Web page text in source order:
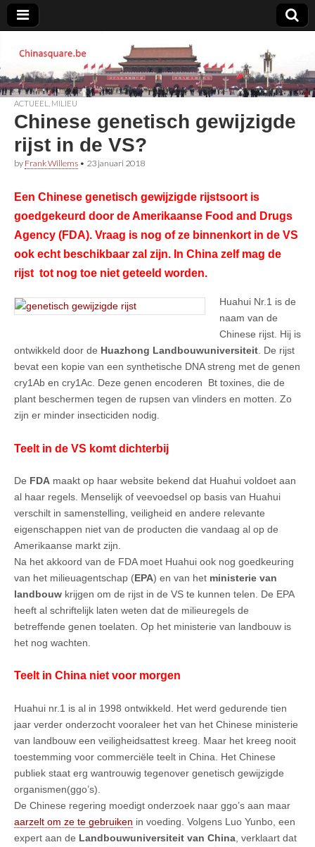
Chinasquare.be
ACTUEEL MILIEU
Chinese genetisch gewijzigde
rijst in de VS?
by Frank Willems • 23 januari 2018
Een Chinese genetisch gewijzigde rijstsoort is
goedgekeurd door de Amerikaanse Food and Drugs
Agency (FDA). Vraag is nog of ze binnenkort in de VS
ook echt beschikbaar zal zijn. In China zelf mag de
rijst tot nog toe niet geteeld worden.
Huahui Nr.1 is de
naam van de
Chinese rijst. Hij is
ontwikkeld door de Huazhong Landbouwuniversiteit. De rijst
bevat een kopie van een synthetische DNA streng met de genen
cry1Ab en cry1Ac. Deze genen encoderen Bt toxines, die de
plant beschermen tegen de rupsen van vlinders en motten. Zo
zijn er minder insecticiden nodig.
Teelt in de VS komt dichterbij
De FDA maakt op haar website bekend dat Huahui voldoet aan
al haar regels. Menselijk of veevoedsel op basis van Huahui
verschilt in samenstelling, veiligheid en andere relevante
eigenschappen niet van de producten die vandaag al op de
Amerikaanse markt zijn.
Na het akkoord van de FDA moet Huahui ook nog goedkeuring
van het milieuagentschap (EPA) en van het ministerie van
landbouw krijgen om de rijst in de VS te kunnen telen. De EPA
heeft al schriftelijk laten weten dat de milieuregels de
betreffende genen toelaten. Op het ministerie van landbouw is
het nog wachten.
Teelt in China niet voor morgen
Huahui nr.1 is al in 1998 ontwikkeld. Het werd gedurende tien
jaar verder onderzocht vooraleer het van het Chinese ministerie
van landbouw een veiligheidsattest kreeg. Maar het kreeg nooit
toestemming voor commerciële teelt in China. Het Chinese
publiek staat erg wantrouwig tegenover genetisch gewijzigde
organismen(ggo’s).
De Chinese regering moedigt onderzoek naar ggo’s aan maar
aarzelt om ze te gebruiken in voeding. Volgens Luo Yunbo, een
expert aan de Landbouwuniversiteit van China , verklaart dat